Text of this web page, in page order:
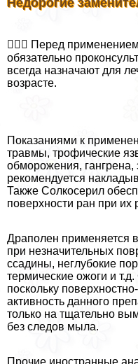
👨🏻‍⚕️ Перед
обязательно
всегда назначают для
возрасте.
Показаниями к
травмы, трофические
обморожения, гангрена,
рекомендуется
Также Солкосерил
поверхности ран при их
Драполен применяется
при незначительных
ссадины, неглубокие
термические ожоги и
поскольку
активность данного
только на тщательно
без следов мыла.
Прочие иностранные